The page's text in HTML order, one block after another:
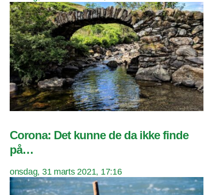
Corona: Det kunne de da ikke finde
på…
onsdag, 31 marts 2021, 17:16